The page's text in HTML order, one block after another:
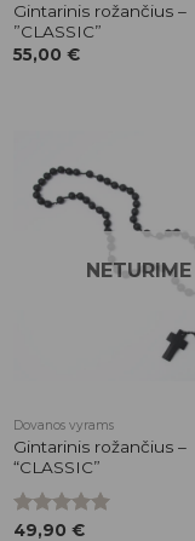
Gintarinis rožančius –
”CLASSIC”
55,00 €
NETURIME
Dovanos vyrams
Gintarinis rožančius –
“CLASSIC”
Įvertinimas:
49,90 €